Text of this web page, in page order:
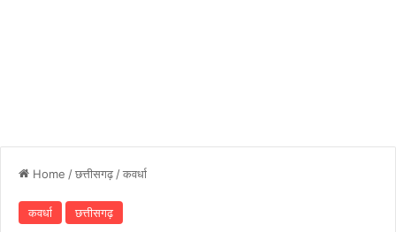
Home /छत्तीसगढ़ /कवर्धा
कवर्धा छत्तीसगढ़